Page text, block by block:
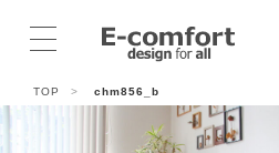
TOP > chm856_b